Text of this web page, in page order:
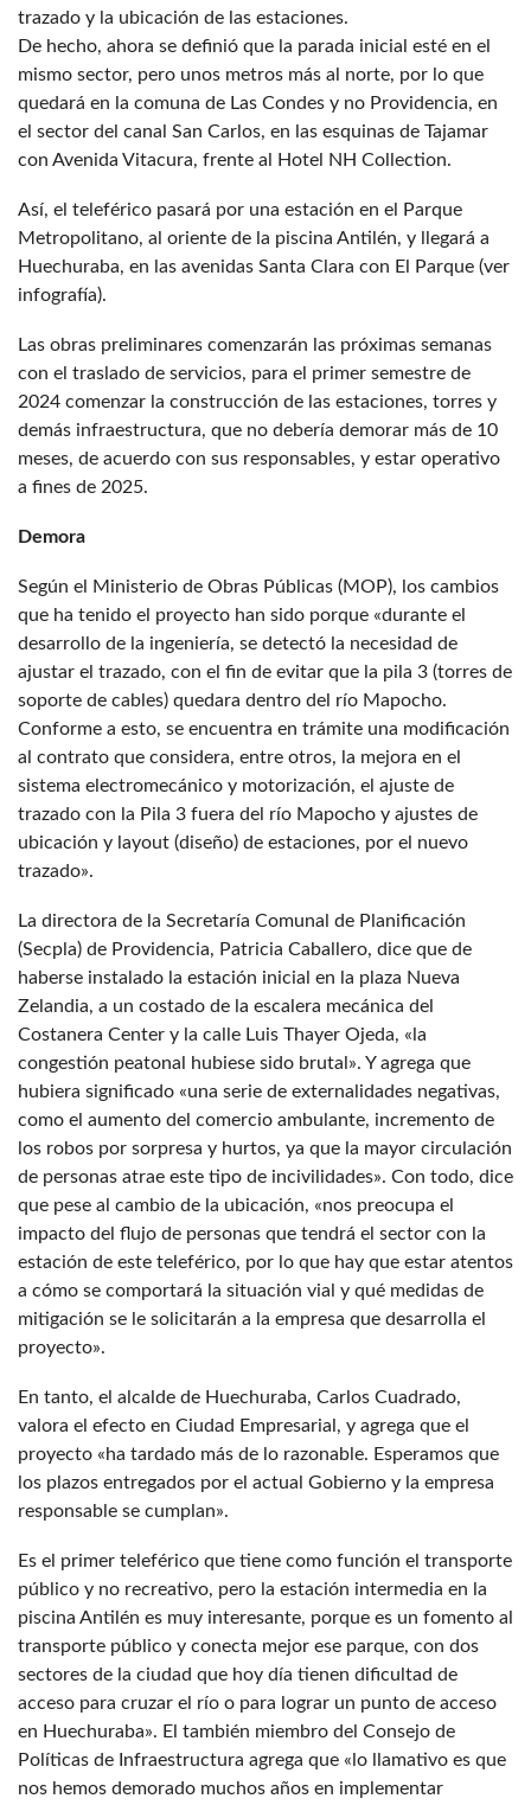
trazado y la ubicación de las estaciones.
De hecho, ahora se definió que la parada inicial esté en el
mismo sector, pero unos metros más al norte, por lo que
quedará en la comuna de Las Condes y no Providencia, en
el sector del canal San Carlos, en las esquinas de Tajamar
con Avenida Vitacura, frente al Hotel NH Collection.
Así, el teleférico pasará por una estación en el Parque
Metropolitano, al oriente de la piscina Antilén, y llegará a
Huechuraba, en las avenidas Santa Clara con El Parque (ver
infografía).
Las obras preliminares comenzarán las próximas semanas
con el traslado de servicios, para el primer semestre de
2024 comenzar la construcción de las estaciones, torres y
demás infraestructura, que no debería demorar más de 10
meses, de acuerdo con sus responsables, y estar operativo
a fines de 2025.
Demora
Según el Ministerio de Obras Públicas (MOP), los cambios
que ha tenido el proyecto han sido porque «durante el
desarrollo de la ingeniería, se detectó la necesidad de
ajustar el trazado, con el fin de evitar que la pila 3 (torres de
soporte de cables) quedara dentro del río Mapocho.
Conforme a esto, se encuentra en trámite una modificación
al contrato que considera, entre otros, la mejora en el
sistema electromecánico y motorización, el ajuste de
trazado con la Pila 3 fuera del río Mapocho y ajustes de
ubicación y layout (diseño) de estaciones, por el nuevo
trazado».
La directora de la Secretaría Comunal de Planificación
(Secpla) de Providencia, Patricia Caballero, dice que de
haberse instalado la estación inicial en la plaza Nueva
Zelandia, a un costado de la escalera mecánica del
Costanera Center y la calle Luis Thayer Ojeda, «la
congestión peatonal hubiese sido brutal». Y agrega que
hubiera significado «una serie de externalidades negativas,
como el aumento del comercio ambulante, incremento de
los robos por sorpresa y hurtos, ya que la mayor circulación
de personas atrae este tipo de incivilidades». Con todo, dice
que pese al cambio de la ubicación, «nos preocupa el
impacto del flujo de personas que tendrá el sector con la
estación de este teleférico, por lo que hay que estar atentos
a cómo se comportará la situación vial y qué medidas de
mitigación se le solicitarán a la empresa que desarrolla el
proyecto».
En tanto, el alcalde de Huechuraba, Carlos Cuadrado,
valora el efecto en Ciudad Empresarial, y agrega que el
proyecto «ha tardado más de lo razonable. Esperamos que
los plazos entregados por el actual Gobierno y la empresa
responsable se cumplan».
Es el primer teleférico que tiene como función el transporte
público y no recreativo, pero la estación intermedia en la
piscina Antilén es muy interesante, porque es un fomento al
transporte público y conecta mejor ese parque, con dos
sectores de la ciudad que hoy día tienen dificultad de
acceso para cruzar el río o para lograr un punto de acceso
en Huechuraba». El también miembro del Consejo de
Políticas de Infraestructura agrega que «lo llamativo es que
nos hemos demorado muchos años en implementar